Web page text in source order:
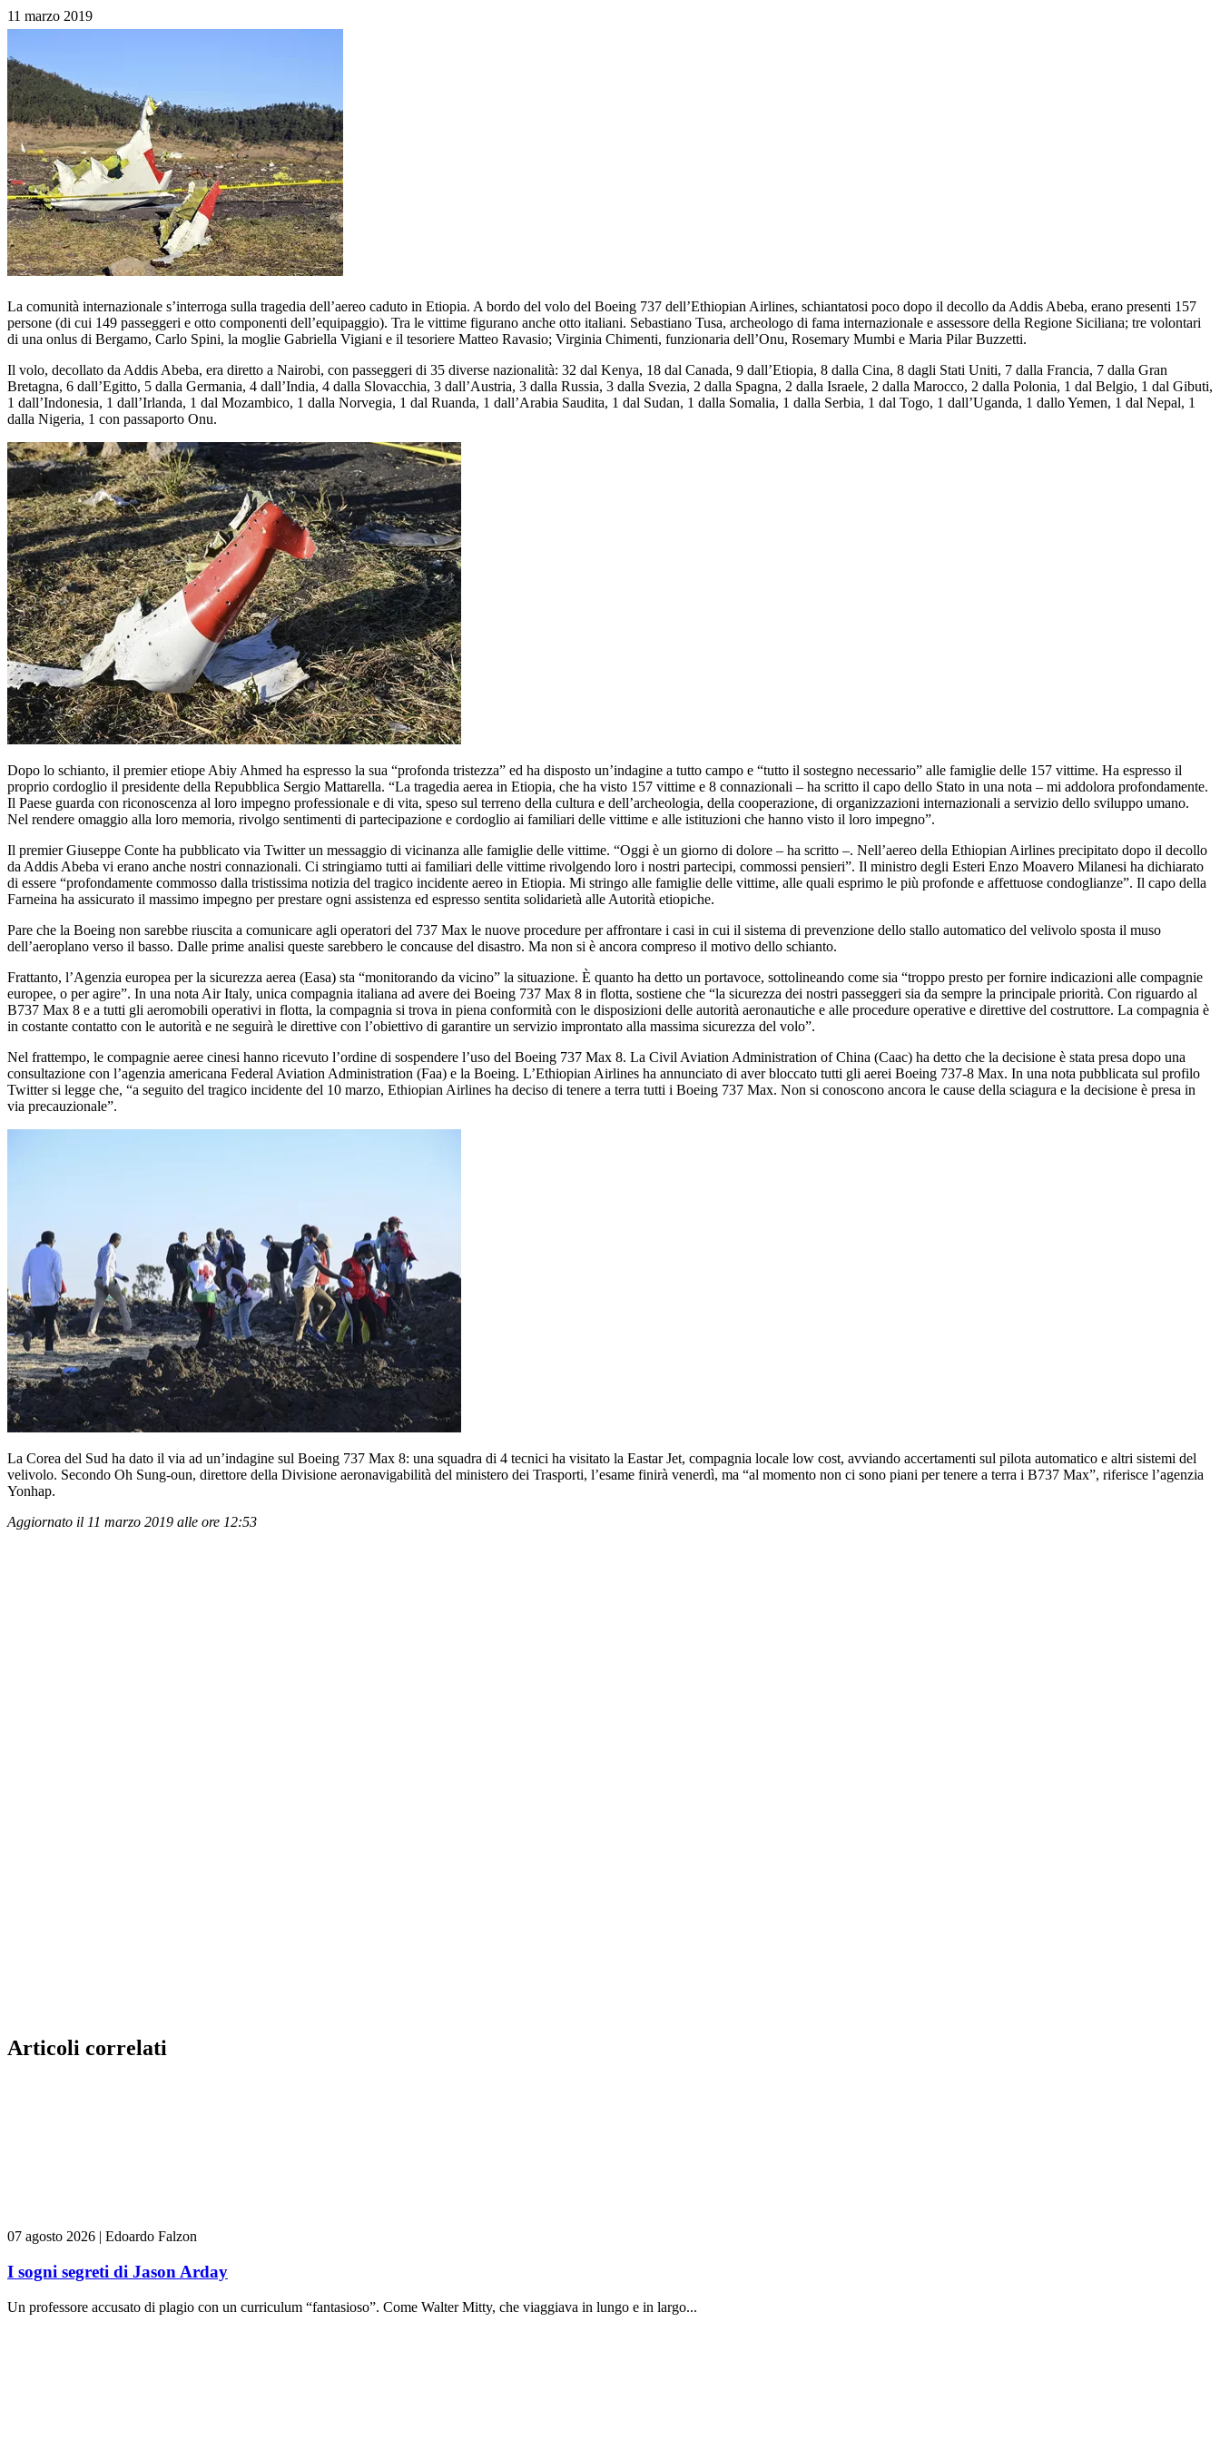
11 marzo 2019
La comunità internazionale s’interroga sulla tragedia dell’aereo caduto in Etiopia. A bordo del volo del Boeing 737 dell’Ethiopian Airlines, schiantatosi poco dopo il decollo da Addis Abeba, erano presenti 157
persone (di cui 149 passeggeri e otto componenti dell’equipaggio). Tra le vittime figurano anche otto italiani. Sebastiano Tusa, archeologo di fama internazionale e assessore della Regione Siciliana; tre volontari
di una onlus di Bergamo, Carlo Spini, la moglie Gabriella Vigiani e il tesoriere Matteo Ravasio; Virginia Chimenti, funzionaria dell’Onu, Rosemary Mumbi e Maria Pilar Buzzetti.
Il volo, decollato da Addis Abeba, era diretto a Nairobi, con passeggeri di 35 diverse nazionalità: 32 dal Kenya, 18 dal Canada, 9 dall’Etiopia, 8 dalla Cina, 8 dagli Stati Uniti, 7 dalla Francia, 7 dalla Gran
Bretagna, 6 dall’Egitto, 5 dalla Germania, 4 dall’India, 4 dalla Slovacchia, 3 dall’Austria, 3 dalla Russia, 3 dalla Svezia, 2 dalla Spagna, 2 dalla Israele, 2 dalla Marocco, 2 dalla Polonia, 1 dal Belgio, 1 dal Gibuti,
1 dall’Indonesia, 1 dall’Irlanda, 1 dal Mozambico, 1 dalla Norvegia, 1 dal Ruanda, 1 dall’Arabia Saudita, 1 dal Sudan, 1 dalla Somalia, 1 dalla Serbia, 1 dal Togo, 1 dall’Uganda, 1 dallo Yemen, 1 dal Nepal, 1
dalla Nigeria, 1 con passaporto Onu.
Dopo lo schianto, il premier etiope Abiy Ahmed ha espresso la sua “profonda tristezza” ed ha disposto un’indagine a tutto campo e “tutto il sostegno necessario” alle famiglie delle 157 vittime. Ha espresso il
proprio cordoglio il presidente della Repubblica Sergio Mattarella. “La tragedia aerea in Etiopia, che ha visto 157 vittime e 8 connazionali – ha scritto il capo dello Stato in una nota – mi addolora profondamente.
Il Paese guarda con riconoscenza al loro impegno professionale e di vita, speso sul terreno della cultura e dell’archeologia, della cooperazione, di organizzazioni internazionali a servizio dello sviluppo umano.
Nel rendere omaggio alla loro memoria, rivolgo sentimenti di partecipazione e cordoglio ai familiari delle vittime e alle istituzioni che hanno visto il loro impegno”.
Il premier Giuseppe Conte ha pubblicato via Twitter un messaggio di vicinanza alle famiglie delle vittime. “Oggi è un giorno di dolore – ha scritto –. Nell’aereo della Ethiopian Airlines precipitato dopo il decollo
da Addis Abeba vi erano anche nostri connazionali. Ci stringiamo tutti ai familiari delle vittime rivolgendo loro i nostri partecipi, commossi pensieri”. Il ministro degli Esteri Enzo Moavero Milanesi ha dichiarato
di essere “profondamente commosso dalla tristissima notizia del tragico incidente aereo in Etiopia. Mi stringo alle famiglie delle vittime, alle quali esprimo le più profonde e affettuose condoglianze”. Il capo della
Farneina ha assicurato il massimo impegno per prestare ogni assistenza ed espresso sentita solidarietà alle Autorità etiopiche.
Pare che la Boeing non sarebbe riuscita a comunicare agli operatori del 737 Max le nuove procedure per affrontare i casi in cui il sistema di prevenzione dello stallo automatico del velivolo sposta il muso
dell’aeroplano verso il basso. Dalle prime analisi queste sarebbero le concause del disastro. Ma non si è ancora compreso il motivo dello schianto.
Frattanto, l’Agenzia europea per la sicurezza aerea (Easa) sta “monitorando da vicino” la situazione. È quanto ha detto un portavoce, sottolineando come sia “troppo presto per fornire indicazioni alle compagnie
europee, o per agire”. In una nota Air Italy, unica compagnia italiana ad avere dei Boeing 737 Max 8 in flotta, sostiene che “la sicurezza dei nostri passeggeri sia da sempre la principale priorità. Con riguardo al
B737 Max 8 e a tutti gli aeromobili operativi in flotta, la compagnia si trova in piena conformità con le disposizioni delle autorità aeronautiche e alle procedure operative e direttive del costruttore. La compagnia è
in costante contatto con le autorità e ne seguirà le direttive con l’obiettivo di garantire un servizio improntato alla massima sicurezza del volo”.
Nel frattempo, le compagnie aeree cinesi hanno ricevuto l’ordine di sospendere l’uso del Boeing 737 Max 8. La Civil Aviation Administration of China (Caac) ha detto che la decisione è stata presa dopo una
consultazione con l’agenzia americana Federal Aviation Administration (Faa) e la Boeing. L’Ethiopian Airlines ha annunciato di aver bloccato tutti gli aerei Boeing 737-8 Max. In una nota pubblicata sul profilo
Twitter si legge che, “a seguito del tragico incidente del 10 marzo, Ethiopian Airlines ha deciso di tenere a terra tutti i Boeing 737 Max. Non si conoscono ancora le cause della sciagura e la decisione è presa in
via precauzionale”.
La Corea del Sud ha dato il via ad un’indagine sul Boeing 737 Max 8: una squadra di 4 tecnici ha visitato la Eastar Jet, compagnia locale low cost, avviando accertamenti sul pilota automatico e altri sistemi del
velivolo. Secondo Oh Sung-oun, direttore della Divisione aeronavigabilità del ministero dei Trasporti, l’esame finirà venerdì, ma “al momento non ci sono piani per tenere a terra i B737 Max”, riferisce l’agenzia
Yonhap.
Aggiornato il 11 marzo 2019 alle ore 12:53
Articoli correlati
07 agosto 2026 | Edoardo Falzon
I sogni segreti di Jason Arday
Un professore accusato di plagio con un curriculum “fantasioso”. Come Walter Mitty, che viaggiava in lungo e in largo...